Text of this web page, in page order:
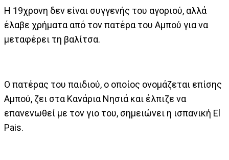
Η 19χρονη δεν είναι συγγενής του αγοριού, αλλά
έλαβε χρήματα από τον πατέρα του Αμπού για να
μεταφέρει τη βαλίτσα.
Ο πατέρας του παιδιού, ο οποίος ονομάζεται επίσης
Αμπού, ζει στα Κανάρια Νησιά και έλπιζε να
επανενωθεί με τον γιο του, σημειώνει η ισπανική El
Pais.